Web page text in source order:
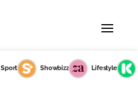
Sport Showbizz Lifestyle